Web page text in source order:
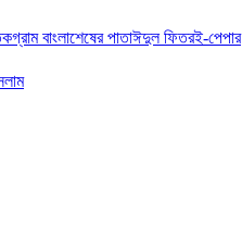
গ্রাম বাংলাশেষের পাতাঈদুল ফিতরই-পেপার